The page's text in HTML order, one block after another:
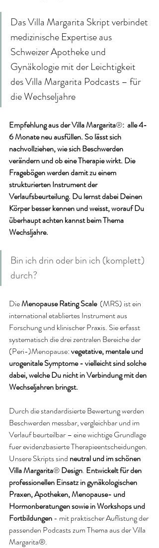
Das Villa Margarita Skript verbindet
medizinische Expertise aus
Schweizer Apotheke und
Gynäkologie mit der Leichtigkeit
des Villa Margarita Podcasts – für
die Wechseljahre
Empfehlung aus der Villa Margarita®:  alle 4-
6 Monate neu ausfüllen. So lässt sich
nachvollziehen, wie sich Beschwerden
verändern und ob eine Therapie wirkt. Die
Fragebögen werden damit zu einem
strukturierten Instrument der
Verlaufsbeurteilung. Du lernst dabei Deinen
Körper besser kennen und weisst, worauf Du
überhaupt achten kannst beim Thema
Wechsljahre.
Bin ich drin oder bin ich (komplett)
durch?
Die Menopause Rating Scale
  (MRS) ist ein
international etabliertes Instrument aus
Forschung und klinischer Praxis. Sie erfasst
systematisch die drei zentralen Bereiche der
(Peri-)Menopause: vegetative, mentale und
urogenitale Symptome - vielleicht sind solche
dabei, welche Du nicht in Verbindung mit den
Wechseljahren bringst.
Durch die standardisierte Bewertung werden
Beschwerden messbar, vergleichbar und im
Verlauf beurteilbar – eine wichtige Grundlage
fuer evidenzbasierte Therapieentscheidungen.
Unsere Skripts sind neutral und im schönen
Villa Margarita® Design. Entwickelt für den
professionellen Einsatz in gynäkologischen
Praxen, Apotheken, Menopause- und
Hormonberatungen sowie in Workshops und
Fortbildungen - mit praktischer Auflistung der
passenden Podcasts zum Thema aus der Villa
Margarita®.